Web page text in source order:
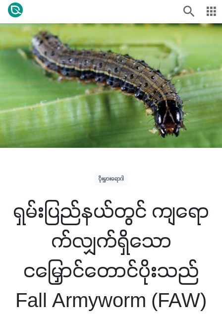
ပိုးမွှားရောဂါ
ရှမ်းပြည်နယ်တွင် ကျရော
က်လျှက်ရှိသော
ငမြှောင်တောင်ပိုးသည်
Fall Armyworm (FAW)